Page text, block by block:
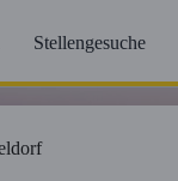
Stellengesuche